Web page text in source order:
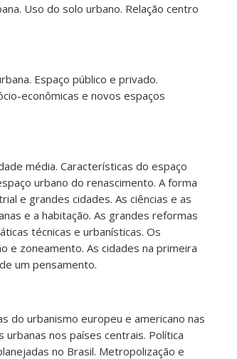
Uso do solo urbano. Relação centro
Espaço público e privado.
econômicas e novos espaços
média. Características do espaço
urbano do renascimento. A forma
e grandes cidades. As ciências e as
e a habitação. As grandes reformas
técnicas e urbanísticas. Os
e zoneamento. As cidades na primeira
um pensamento.
do urbanismo europeu e americano nas
nos países centrais. Política
no Brasil. Metropolização e